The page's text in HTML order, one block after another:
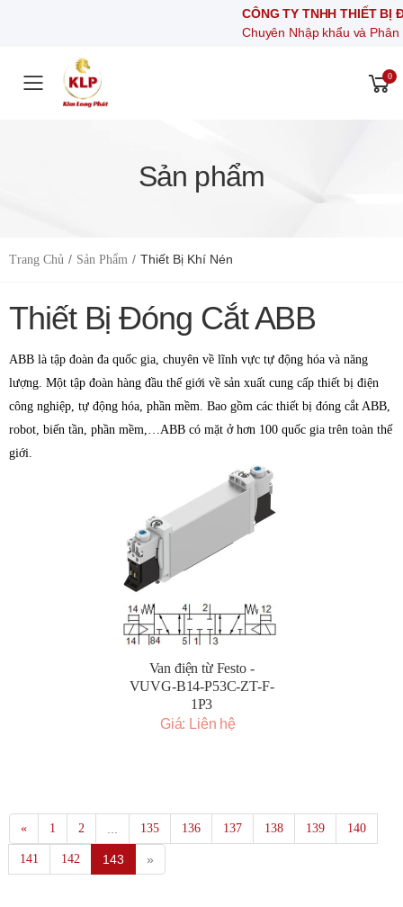
CÔNG TY TNHH THIẾT BỊ
Chuyên Nhập khẩu và Phân
Toggle mobile menu
0
Sản phẩm
Trang Chủ Sản Phẩm Thiết Bị Khí Nén
Thiết Bị Đóng Cắt ABB
ABB là tập đoàn đa quốc gia, chuyên về lĩnh vực tự động hóa và năng
lượng. Một tập đoàn hàng đầu thế giới về sản xuất cung cấp thiết bị điện
công nghiệp, tự động hóa, phần mềm. Bao gồm các thiết bị đóng cắt ABB,
robot, biến tần, phần mềm,…ABB có mặt ở hơn 100 quốc gia trên toàn thế
giới.
Van điện từ Festo -
VUVG-B14-P53C-ZT-F-
1P3
Giá: Liên hệ
« 1 2 135 136 137 138 139 140
141 142 143 »